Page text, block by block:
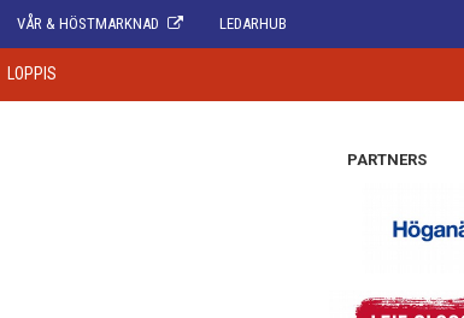
VÅR & HÖSTMARKNAD LEDARHUB
LOPPIS
PARTNERS